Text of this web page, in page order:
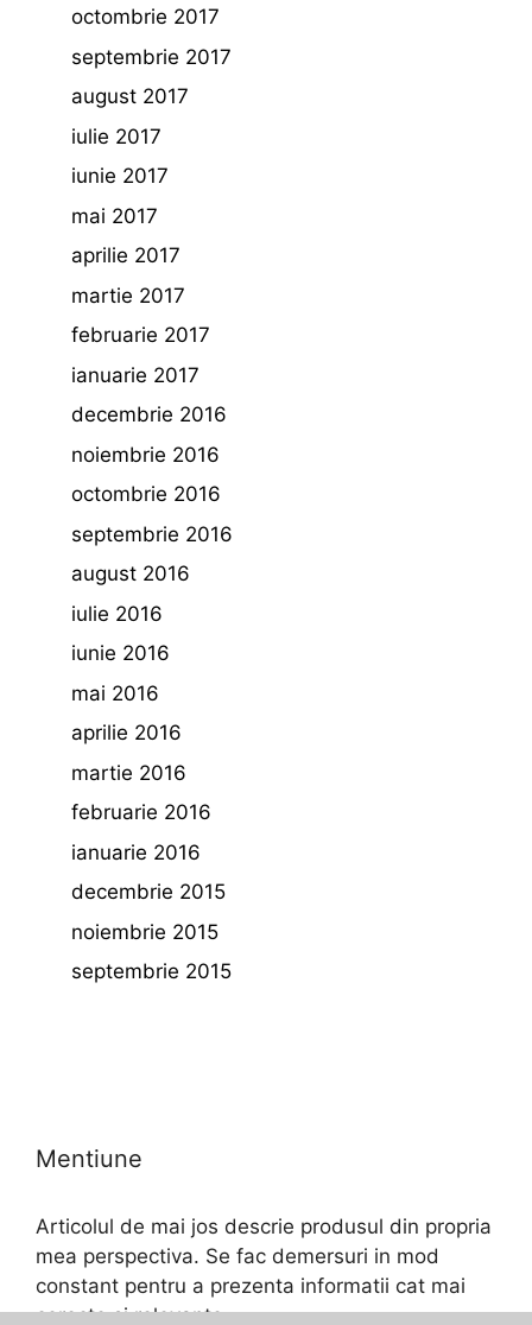
octombrie 2017
septembrie 2017
august 2017
iulie 2017
iunie 2017
mai 2017
aprilie 2017
martie 2017
februarie 2017
ianuarie 2017
decembrie 2016
noiembrie 2016
octombrie 2016
septembrie 2016
august 2016
iulie 2016
iunie 2016
mai 2016
aprilie 2016
martie 2016
februarie 2016
ianuarie 2016
decembrie 2015
noiembrie 2015
septembrie 2015
Mentiune
Articolul de mai jos descrie produsul din propria
mea perspectiva. Se fac demersuri in mod
constant pentru a prezenta informatii cat mai
corecte si relevante.